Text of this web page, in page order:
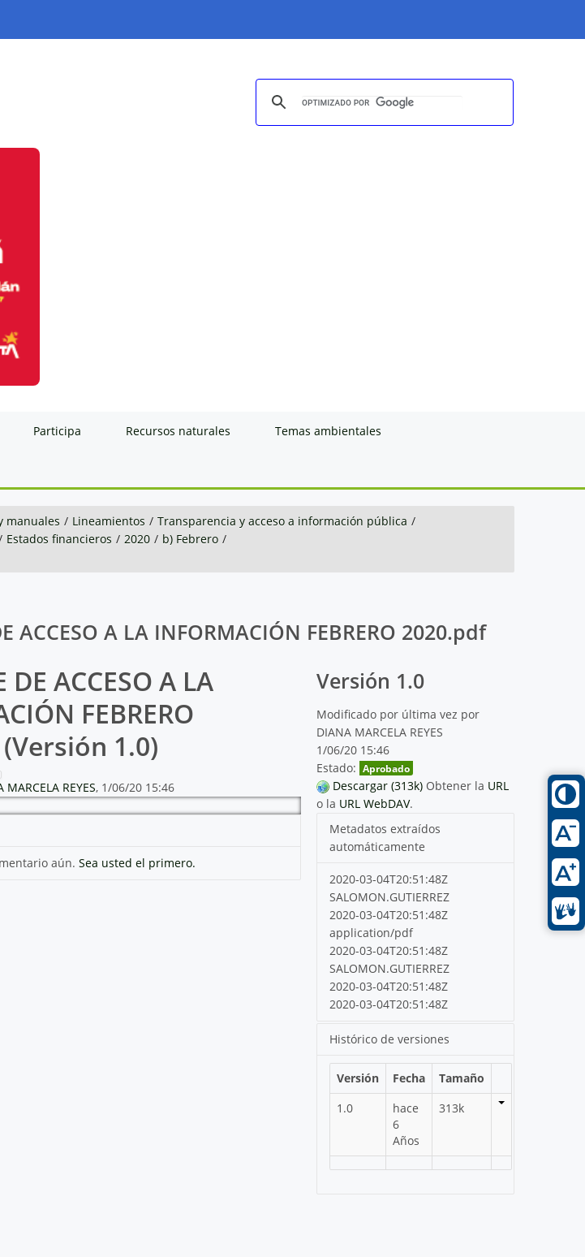
Participa Recursos naturales Temas ambientales
manuales / Lineamientos / Transparencia y acceso a información pública /
Estados financieros / 2020 / b) Febrero /
ACCESO A LA INFORMACIÓN FEBRERO 2020.pdf
DE ACCESO A LA
FEBRERO
1.0)
MARCELA REYES, 1/06/20 15:46
aún. Sea usted el primero.
Versión 1.0
Modificado por última vez por
DIANA MARCELA REYES
1/06/20 15:46
Estado: Aprobado
Descargar (313k) Obtener la URL
o la URL WebDAV.
Metadatos extraídos
automáticamente
2020-03-04T20:51:48Z
SALOMON.GUTIERREZ
2020-03-04T20:51:48Z
application/pdf
2020-03-04T20:51:48Z
SALOMON.GUTIERREZ
2020-03-04T20:51:48Z
2020-03-04T20:51:48Z
Histórico de versiones
Versión Fecha
Tamaño
1.0
hace
6
Años
313k